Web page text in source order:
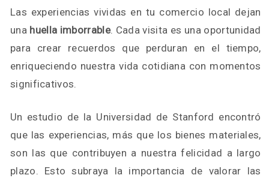
Las experiencias vividas en tu comercio local dejan
una huella imborrable. Cada visita es una oportunidad
para crear recuerdos que perduran en el tiempo,
enriqueciendo nuestra vida cotidiana con momentos
significativos.
Un estudio de la Universidad de Stanford encontró
que las experiencias, más que los bienes materiales,
son las que contribuyen a nuestra felicidad a largo
plazo. Esto subraya la importancia de valorar las